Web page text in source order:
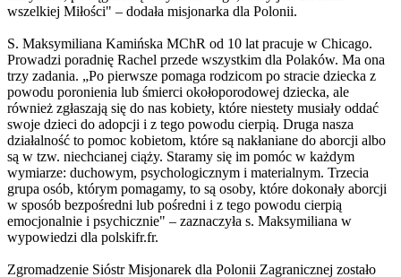
wszelkiej Miłości" – dodała misjonarka dla Polonii.
S. Maksymiliana Kamińska MChR od 10 lat pracuje w Chicago.
Prowadzi poradnię Rachel przede wszystkim dla Polaków. Ma ona
trzy zadania. „Po pierwsze pomaga rodzicom po stracie dziecka z
powodu poronienia lub śmierci okołoporodowej dziecka, ale
również zgłaszają się do nas kobiety, które niestety musiały oddać
swoje dzieci do adopcji i z tego powodu cierpią. Druga nasza
działalność to pomoc kobietom, które są nakłaniane do aborcji albo
są w tzw. niechcianej ciąży. Staramy się im pomóc w każdym
wymiarze: duchowym, psychologicznym i materialnym. Trzecia
grupa osób, którym pomagamy, to są osoby, które dokonały aborcji
w sposób bezpośredni lub pośredni i z tego powodu cierpią
emocjonalnie i psychicznie" – zaznaczyła s. Maksymiliana w
wypowiedzi dla polskifr.fr.
Zgromadzenie Sióstr Misjonarek dla Polonii Zagranicznej zostało